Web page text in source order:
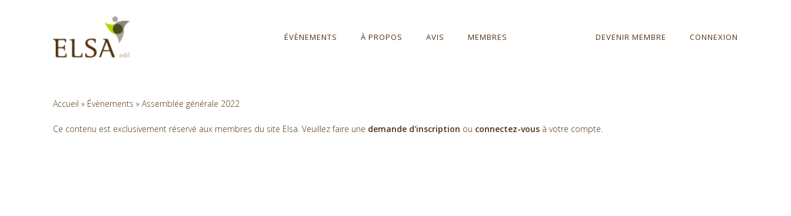
ÉVÈNEMENTS À PROPOS AVIS MEMBRES DEVENIR MEMBRE CONNEXION
Accueil » Évènements » Assemblée générale 2022
Ce contenu est exclusivement réservé aux membres du site Elsa. Veuillez faire une demande d'inscription ou connectez-vous à votre compte.